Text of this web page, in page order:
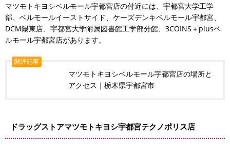
マツモトキヨシベルモール宇都宮店の付近には、宇都宮大学工学
部、ベルモールイーストサイド、ケーズデンキベルモール宇都宮、
DCM陽東店、宇都宮大学附属図書館工学部分館、3COINS＋plusベ
ルモール宇都宮店があります。
関連記事
マツモトキヨシベルモール宇都宮店の場所と
アクセス｜栃木県宇都宮市
ドラッグストアマツモトキヨシ宇都宮テクノポリス店